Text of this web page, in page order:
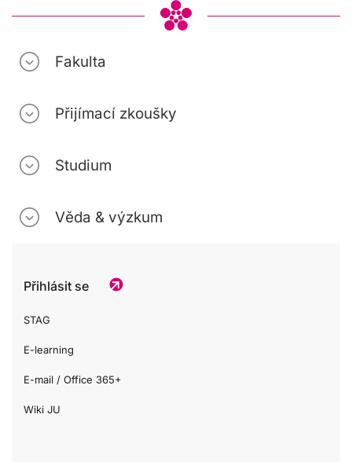
Fakulta
Přijímací zkoušky
Studium
Věda & výzkum
Přihlásit se
STAG
E-learning
E-mail / Office 365+
Wiki JU